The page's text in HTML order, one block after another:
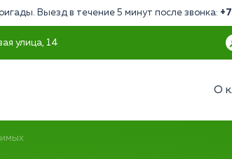
Выезд в течение 5 минут после звонка:
улица, 14
О